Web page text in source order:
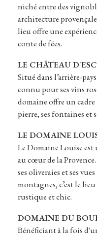
niché entre des
architecture provençale
lieu offre une
conte de fées.
LE CHÂTEAU
Situé dans l’arrière-
connu pour ses vins
domaine offre un cadre
pierre, ses fontaines et
LE DOMAINE
Le Domaine Louise est
au cœur de la Provence.
ses oliveraies et ses
montagnes, c’est le
rustique et chic.
DOMAINE DU
Bénéficiant à la fois